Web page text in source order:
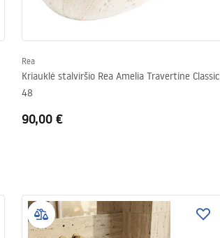
Rea
Kriauklė stalviršio Rea Amelia Travertine Classic
48
90,00 €